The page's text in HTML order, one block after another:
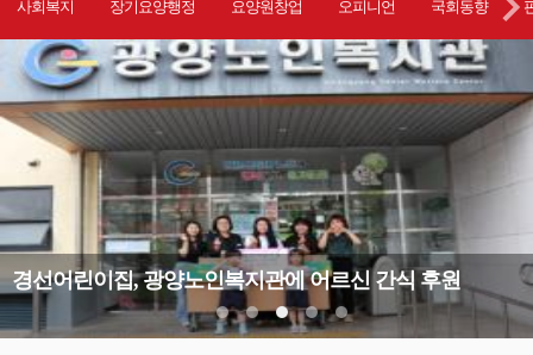
사회복지 장기요양행정 요양원창업 오피니언 국회동향
합천댐노인복지관, 어르신 대상 법률교육 및 법률상담 실시